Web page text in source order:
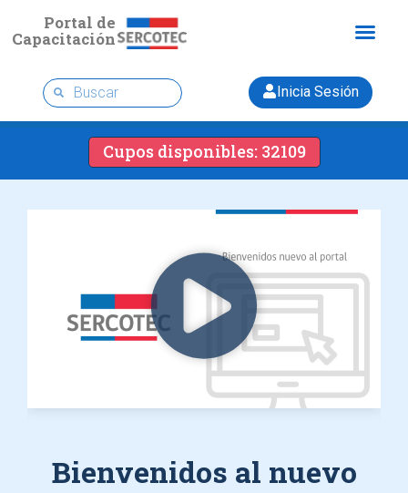
Portal de
Capacitación
Inicia Sesión
Cupos disponibles: 32109
Bienvenidos al nuevo